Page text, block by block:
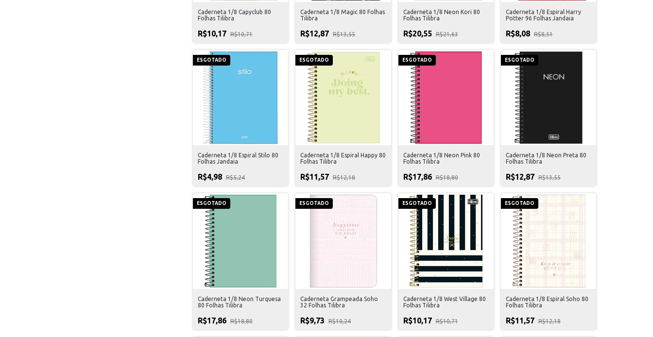
Caderneta 1/8 Capyclub 80
Folhas Tilibra
R$10,17 R$10,71
Caderneta 1/8 Magic 80 Folhas
Tilibra
R$12,87 R$13,55
Caderneta 1/8 Neon Kori 80
Folhas Tilibra
R$20,55 R$21,63
Caderneta 1/8 Espiral Harry
Potter 96 Folhas Jandaia
R$8,08 R$8,51
ESGOTADO
Caderneta 1/8 Espiral Stilo 80
Folhas Jandaia
R$4,98 R$5,24
ESGOTADO
Caderneta 1/8 Espiral Happy 80
Folhas Tilibra
R$11,57 R$12,18
ESGOTADO
Caderneta 1/8 Neon Pink 80
Folhas Tilibra
R$17,86 R$18,80
ESGOTADO
Caderneta 1/8 Neon Preta 80
Folhas Tilibra
R$12,87 R$13,55
ESGOTADO
Caderneta 1/8 Neon Turquesa
80 Folhas Tilibra
R$17,86 R$18,80
ESGOTADO
Caderneta Grampeada Soho
32 Folhas Tilibra
R$9,73 R$10,24
ESGOTADO
Caderneta 1/8 West Village 80
Folhas Tilibra
R$10,17 R$10,71
ESGOTADO
Caderneta 1/8 Espiral Soho 80
Folhas Tilibra
R$11,57 R$12,18